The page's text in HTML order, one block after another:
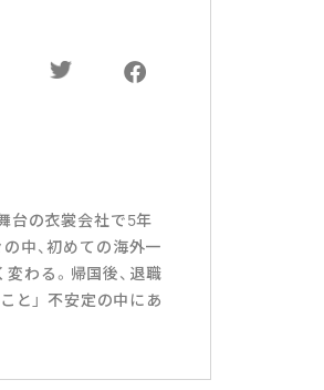
台の衣裳会社で5年
中、初めての海外一
わる。帰国後、退職
と」 不安定の中にあ